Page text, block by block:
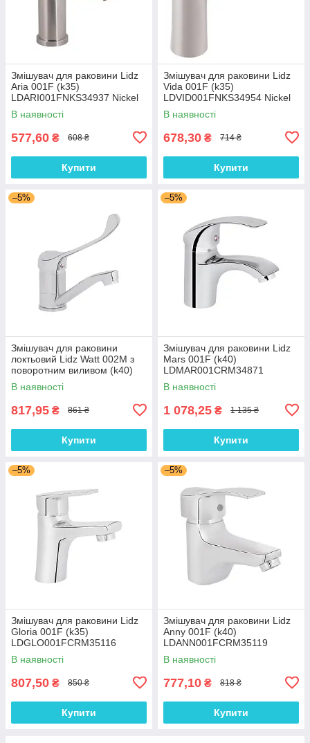
Змішувач для раковини Lidz
Aria 001F (k35)
LDARI001FNKS34937 Nickel
В наявності
577,60 ₴ 608 ₴
Купити
Змішувач для раковини Lidz
Vida 001F (k35)
LDVID001FNKS34954 Nickel
В наявності
678,30 ₴ 714 ₴
Купити
–5%
Змішувач для раковини
локтьовий Lidz Watt 002M з
поворотним виливом (k40)
LDWAT002MCRM34861
Chrome
В наявності
817,95 ₴ 861 ₴
Купити
–5%
Змішувач для раковини Lidz
Mars 001F (k40)
LDMAR001CRM34871
Chrome
В наявності
1 078,25 ₴ 1 135 ₴
Купити
–5%
Змішувач для раковини Lidz
Gloria 001F (k35)
LDGLO001FCRM35116
Chrome
В наявності
807,50 ₴ 850 ₴
Купити
–5%
Змішувач для раковини Lidz
Anny 001F (k40)
LDANN001FCRM35119
Chrome
В наявності
777,10 ₴ 818 ₴
Купити